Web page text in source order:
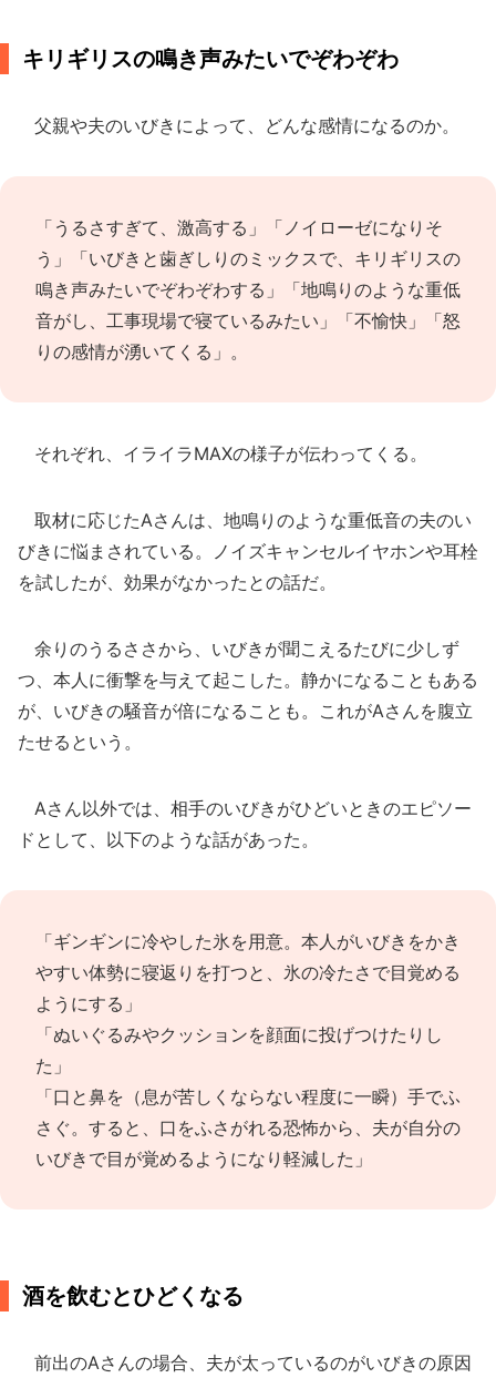
キリギリスの鳴き声みたいでぞわぞわ
父親や夫のいびきによって、どんな感情になるのか。
「うるさすぎて、激高する」「ノイローゼになりそ
う」「いびきと歯ぎしりのミックスで、キリギリスの
鳴き声みたいでぞわぞわする」「地鳴りのような重低
音がし、工事現場で寝ているみたい」「不愉快」「怒
りの感情が湧いてくる」。
それぞれ、イライラMAXの様子が伝わってくる。
取材に応じたAさんは、地鳴りのような重低音の夫のい
びきに悩まされている。ノイズキャンセルイヤホンや耳栓
を試したが、効果がなかったとの話だ。
余りのうるささから、いびきが聞こえるたびに少しず
つ、本人に衝撃を与えて起こした。静かになることもある
が、いびきの騒音が倍になることも。これがAさんを腹立
たせるという。
Aさん以外では、相手のいびきがひどいときのエピソー
ドとして、以下のような話があった。
「ギンギンに冷やした氷を用意。本人がいびきをかき
やすい体勢に寝返りを打つと、氷の冷たさで目覚める
ようにする」
「ぬいぐるみやクッションを顔面に投げつけたりし
た」
「口と鼻を（息が苦しくならない程度に一瞬）手でふ
さぐ。すると、口をふさがれる恐怖から、夫が自分の
いびきで目が覚めるようになり軽減した」
酒を飲むとひどくなる
前出のAさんの場合、夫が太っているのがいびきの原因